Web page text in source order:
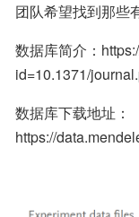
团队希望找到那些
数据库简介：
id=10.1371/
数据库下载地址：
https://